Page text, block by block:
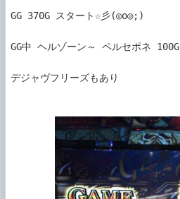
GG 370G スタート☆彡(◎o◎;)
GG中 ヘルゾーン～ ペルセポネ 100G
デジャヴフリーズもあり